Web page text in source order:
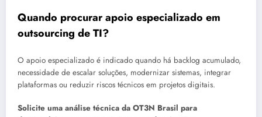
Quando procurar apoio especializado em
outsourcing de TI?
O apoio especializado é indicado quando há backlog acumulado,
necessidade de escalar soluções, modernizar sistemas, integrar
plataformas ou reduzir riscos técnicos em projetos digitais.
Solicite uma análise técnica da OT3N Brasil para